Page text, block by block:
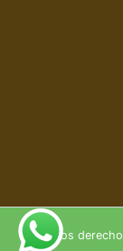
Todos los